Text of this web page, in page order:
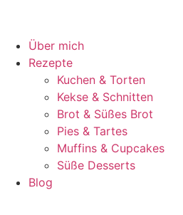
Über mich
Rezepte
Kuchen & Torten
Kekse & Schnitten
Brot & Süßes Brot
Pies & Tartes
Muffins & Cupcakes
Süße Desserts
Blog